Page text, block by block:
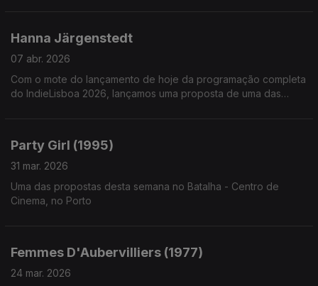
Hanna Järgenstedt
07 abr. 2026
Com o mote do lançamento de hoje da programação completa
do IndieLisboa 2026, lançamos uma proposta de uma das
Party Girl (1995)
31 mar. 2026
Uma das propostas desta semana no Batalha - Centro de
Cinema, no Porto
Femmes D'Aubervilliers (1977)
24 mar. 2026